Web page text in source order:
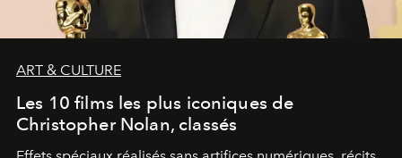
ART & CULTURE
Les 10 films les plus iconiques de
Christopher Nolan, classés